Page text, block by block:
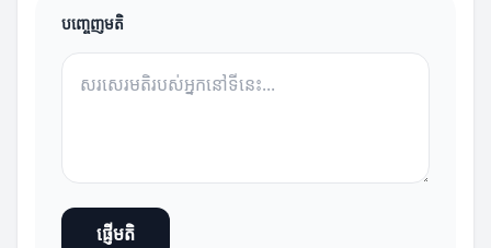
បញ្ចេញមតិ
ផ្ញើមតិ